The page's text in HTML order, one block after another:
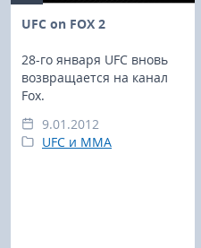
UFC on FOX 2
28-го января UFC вновь
возвращается на канал
Fox.
9.01.2012
UFC и MMA